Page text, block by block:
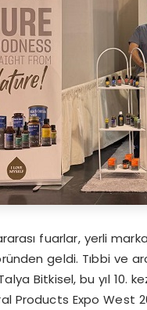
fuarlar, yerli
geldi. Tıbbi ve
Bitkisel, bu yıl 10.
Products Expo West